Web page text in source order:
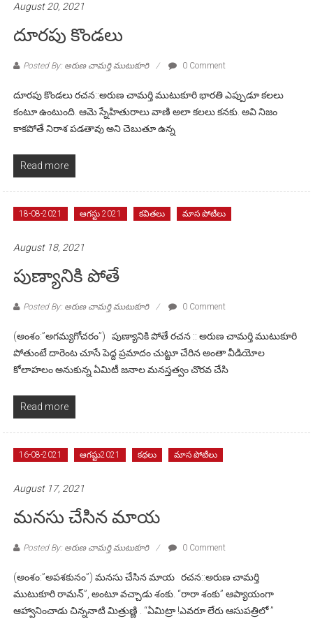
August 20, 2021
దూరపు కొండలు
Posted By: అరుణ చామర్తి ముటుకూరి 0 Comment
దూరపు కొండలు రచన::అరుణ చామర్తి ముటుకూరి భారతి ఎప్పుడూ కలలు
కంటూ ఉంటుంది. ఆమె స్నేహితురాలు వాణి అలా కలలు కనకు. అవి నిజం
కాకపోతే నిరాశ పడతావు అని చెబుతూ ఉన్న
Read more
18-08-2021 ఆగస్టు 2021 కవితలు మాస పోటీలు
August 18, 2021
పుణ్యానికి పోతే
Posted By: అరుణ చామర్తి ముటుకూరి 0 Comment
(అంశం:”అగమ్యగోచరం”) పుణ్యానికి పోతే రచన :: అరుణ చామర్తి ముటుకూరి
పోతుంటే దారెంట చూసే పెద్ద ప్రమాదం చుట్టూ చేరిన అంతా వీడియోల
కోలాహలం అనుకున్న ఏమిటీ జనాల మనస్తత్వం చొరవ చేసి
Read more
16-08-2021 ఆగష్టు2021 కథలు మాస పోటీలు
August 17, 2021
మనసు చేసిన మాయ
Posted By: అరుణ చామర్తి ముటుకూరి 0 Comment
(అంశం:”అపశకునం”) మనసు చేసిన మాయ రచన::అరుణ చామర్తి
ముటుకూరి రామన్”, అంటూ వచ్చాడు శంకు. “రారా శంకు” ఆప్యాయంగా
ఆహ్వానించాడు చిన్ననాటి మిత్రుణ్ణి . “ఏమిట్రా !ఎవరూ లేరు ఆసుపత్రిలో ”